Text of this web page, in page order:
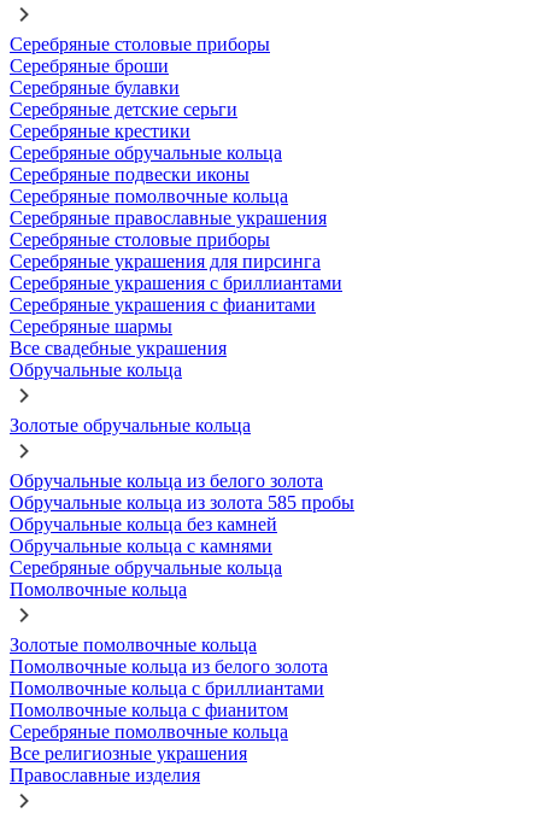
Серебряные столовые приборы
Серебряные броши
Серебряные булавки
Серебряные детские серьги
Серебряные крестики
Серебряные обручальные кольца
Серебряные подвески иконы
Серебряные помолвочные кольца
Серебряные православные украшения
Серебряные столовые приборы
Серебряные украшения для пирсинга
Серебряные украшения с бриллиантами
Серебряные украшения с фианитами
Серебряные шармы
Все свадебные украшения
Обручальные кольца
Золотые обручальные кольца
Обручальные кольца из белого золота
Обручальные кольца из золота 585 пробы
Обручальные кольца без камней
Обручальные кольца с камнями
Серебряные обручальные кольца
Помолвочные кольца
Золотые помолвочные кольца
Помолвочные кольца из белого золота
Помолвочные кольца с бриллиантами
Помолвочные кольца с фианитом
Серебряные помолвочные кольца
Все религиозные украшения
Православные изделия